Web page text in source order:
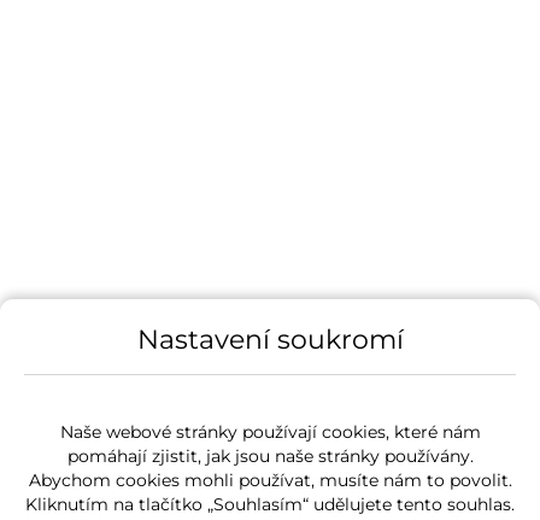
Nastavení soukromí
Naše webové stránky používají cookies, které nám
pomáhají zjistit, jak jsou naše stránky používány.
Abychom cookies mohli používat, musíte nám to povolit.
Kliknutím na tlačítko „Souhlasím“ udělujete tento souhlas.